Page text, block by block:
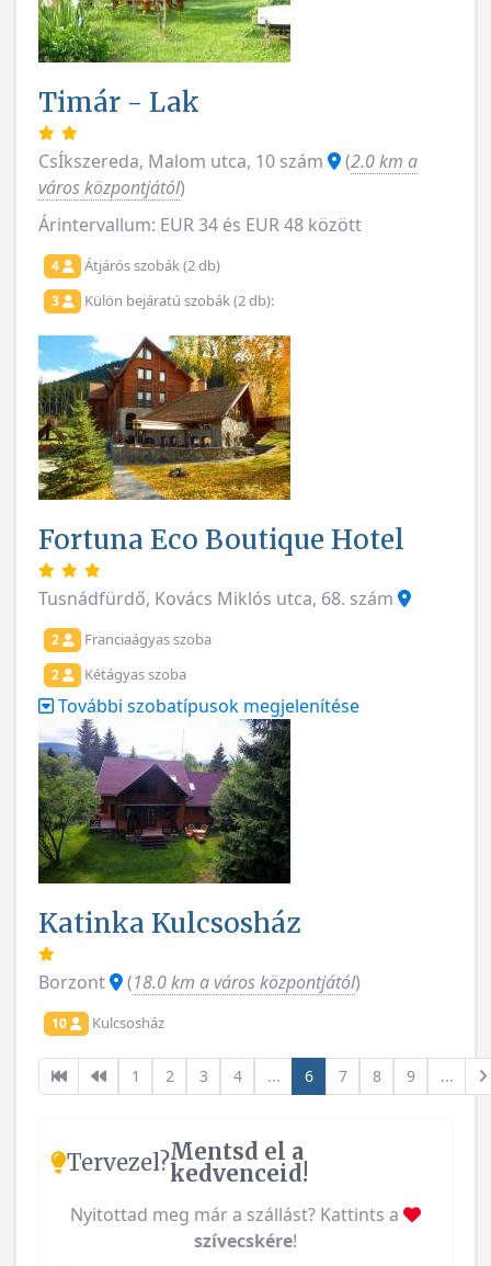
Timár - Lak
CsÍkszereda, Malom utca, 10 szám (2.0 km a
város központjától)
Árintervallum: EUR 34 és EUR 48 között
4 Átjárós szobák (2 db)
3 Külön bejáratú szobák (2 db):
Fortuna Eco Boutique Hotel
Tusnádfürdő, Kovács Miklós utca, 68. szám
2 Franciaágyas szoba
2 Kétágyas szoba
További szobatípusok megjelenítése
Katinka Kulcsosház
Borzont (18.0 km a város központjától)
10 Kulcsosház
1 2 3 4 ... 6 7 8 9 ...
Tervezel?Mentsd el a
kedvenceid!
Nyitottad meg már a szállást? Kattints a
szívecskére!